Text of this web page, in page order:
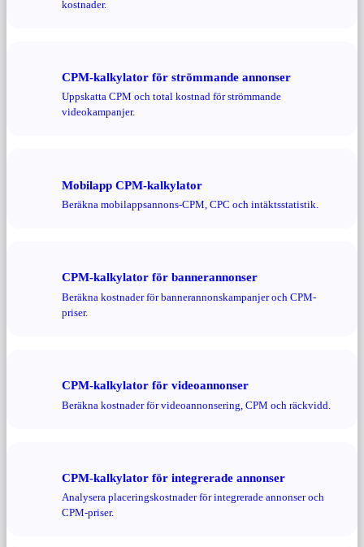
kostnader.
CPM-kalkylator för strömmande annonser
Uppskatta CPM och total kostnad för strömmande
videokampanjer.
Mobilapp CPM-kalkylator
Beräkna mobilappsannons-CPM, CPC och intäktsstatistik.
CPM-kalkylator för bannerannonser
Beräkna kostnader för bannerannonskampanjer och CPM-
priser.
CPM-kalkylator för videoannonser
Beräkna kostnader för videoannonsering, CPM och räckvidd.
CPM-kalkylator för integrerade annonser
Analysera placeringskostnader för integrerade annonser och
CPM-priser.